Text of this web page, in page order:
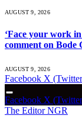
AUGUST 9, 2026
‘Face your work
comment on Bode
AUGUST 9, 2026
Facebook X
Facebook X
The Editor NGR